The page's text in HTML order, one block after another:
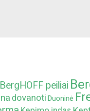
BergHOFF peiliai
dovanoti Duoninė